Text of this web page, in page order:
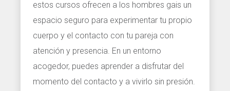
estos cursos ofrecen a los hombres gais un
espacio seguro para experimentar tu propio
cuerpo y el contacto con tu pareja con
atención y presencia. En un entorno
acogedor, puedes aprender a disfrutar del
momento del contacto y a vivirlo sin presión.